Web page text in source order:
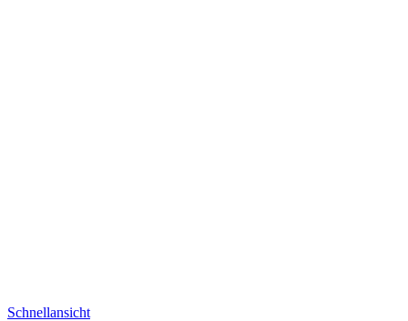
Schnellansicht